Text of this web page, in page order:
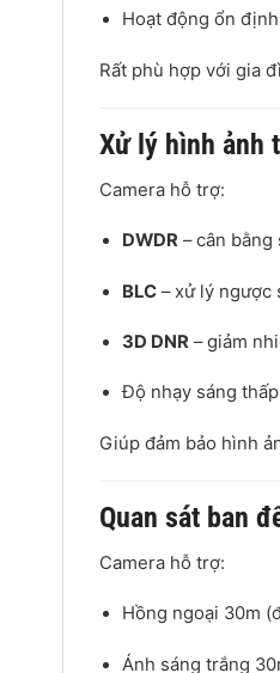
Hoạt động ổn
Rất phù hợp với gia
Xử lý hình ảnh
Camera hỗ trợ:
DWDR – cân bằng
BLC – xử lý ngược
3D DNR – giảm
Độ nhạy sáng
Giúp đảm bảo hình
Quan sát ban
Camera hỗ trợ:
Hồng ngoại 30m
Ánh sáng trắng